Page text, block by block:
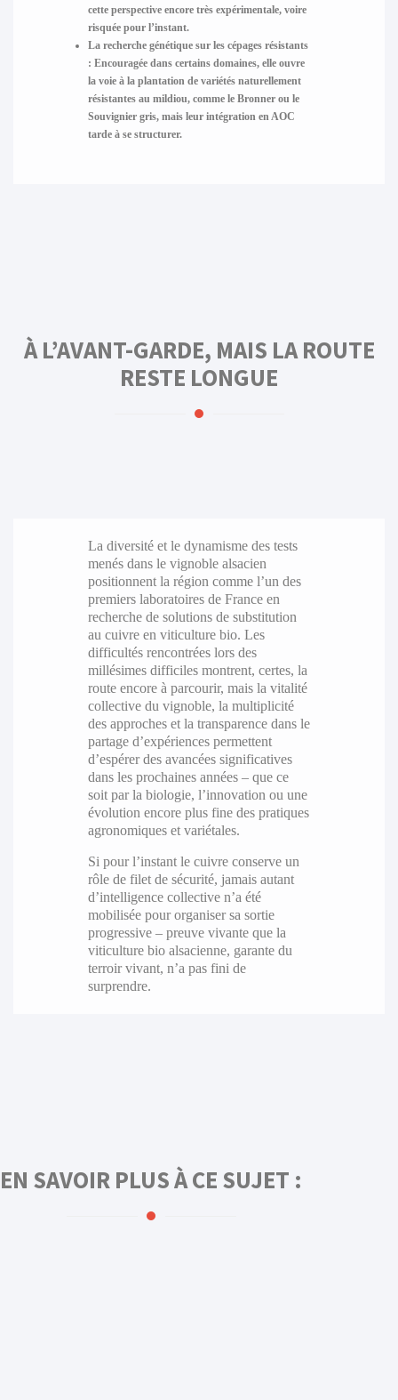
cette perspective encore très expérimentale, voire
risquée pour l’instant.
La recherche génétique sur les cépages résistants
: Encouragée dans certains domaines, elle ouvre
la voie à la plantation de variétés naturellement
résistantes au mildiou, comme le Bronner ou le
Souvignier gris, mais leur intégration en AOC
tarde à se structurer.
À L’AVANT-GARDE, MAIS LA ROUTE
RESTE LONGUE
La diversité et le dynamisme des tests
menés dans le vignoble alsacien
positionnent la région comme l’un des
premiers laboratoires de France en
recherche de solutions de substitution
au cuivre en viticulture bio. Les
difficultés rencontrées lors des
millésimes difficiles montrent, certes, la
route encore à parcourir, mais la vitalité
collective du vignoble, la multiplicité
des approches et la transparence dans le
partage d’expériences permettent
d’espérer des avancées significatives
dans les prochaines années – que ce
soit par la biologie, l’innovation ou une
évolution encore plus fine des pratiques
agronomiques et variétales.
Si pour l’instant le cuivre conserve un
rôle de filet de sécurité, jamais autant
d’intelligence collective n’a été
mobilisée pour organiser sa sortie
progressive – preuve vivante que la
viticulture bio alsacienne, garante du
terroir vivant, n’a pas fini de
surprendre.
EN SAVOIR PLUS À CE SUJET :